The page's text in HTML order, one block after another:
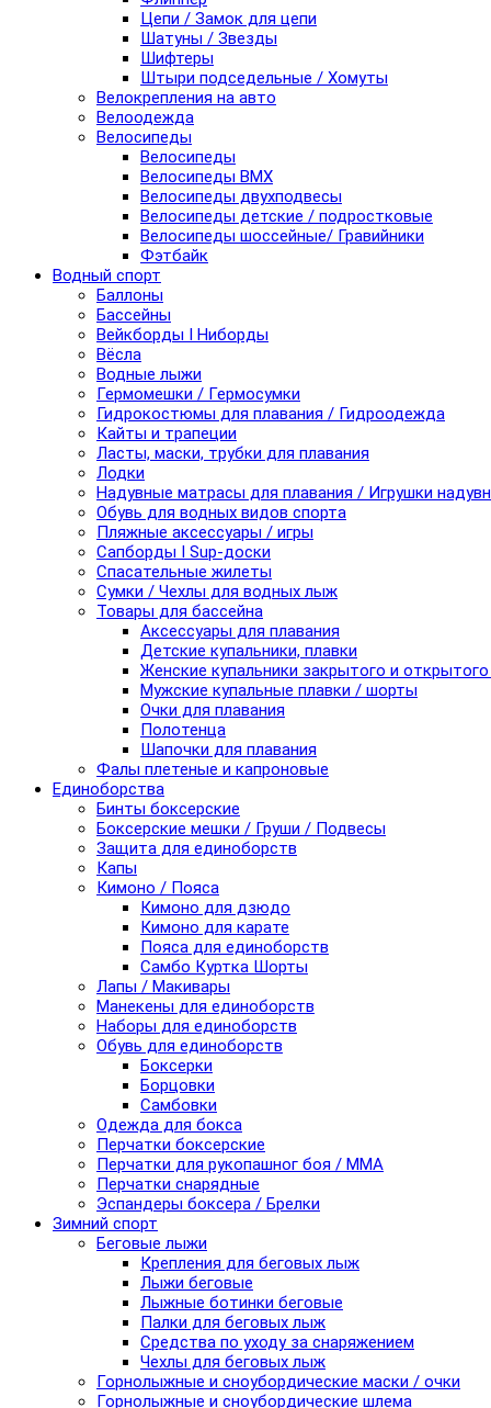
Цепи / Замок для цепи
Шатуны / Звезды
Шифтеры
Штыри подседельные / Хомуты
Велокрепления на авто
Велоодежда
Велосипеды
Велосипеды
Велосипеды BMX
Велосипеды двухподвесы
Велосипеды детские / подростковые
Велосипеды шоссейные/ Гравийники
Фэтбайк
Водный спорт
Баллоны
Бассейны
Вейкборды I Ниборды
Вёсла
Водные лыжи
Гермомешки / Гермосумки
Гидрокостюмы для плавания / Гидроодежда
Кайты и трапеции
Ласты, маски, трубки для плавания
Лодки
Надувные матрасы для плавания / Игрушки
Обувь для водных видов спорта
Пляжные аксессуары / игры
Сапборды I Sup-доски
Спасательные жилеты
Сумки / Чехлы для водных лыж
Товары для бассейна
Аксессуары для плавания
Детские купальники, плавки
Женские купальники закрытого и
Мужские купальные плавки / шорты
Очки для плавания
Полотенца
Шапочки для плавания
Фалы плетеные и капроновые
Единоборства
Бинты боксерские
Боксерские мешки / Груши / Подвесы
Защита для единоборств
Капы
Кимоно / Пояса
Кимоно для дзюдо
Кимоно для карате
Пояса для единоборств
Самбо Куртка Шорты
Лапы / Макивары
Манекены для единоборств
Наборы для единоборств
Обувь для единоборств
Боксерки
Борцовки
Самбовки
Одежда для бокса
Перчатки боксерские
Перчатки для рукопашног боя / ММА
Перчатки снарядные
Эспандеры боксера / Брелки
Зимний спорт
Беговые лыжи
Крепления для беговых лыж
Лыжи беговые
Лыжные ботинки беговые
Палки для беговых лыж
Средства по уходу за снаряжением
Чехлы для беговых лыж
Горнолыжные и сноубордические маски / очки
Горнолыжные и сноубордические шлема